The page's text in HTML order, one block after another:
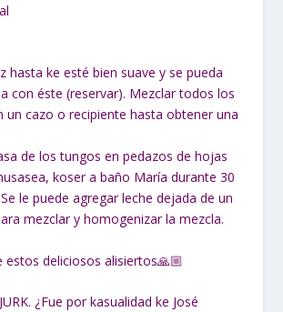
hasta ke esté bien suave y se pueda
con éste (reservar). Mezclar todos los
un cazo o recipiente hasta obtener una
de los tungos en pedazos de hojas
koser a baño María durante 30
le puede agregar leche dejada de un
mezclar y homogenizar la mezcla.
estos deliciosos alisiertos🙏🏼
¿Fue por kasualidad ke José